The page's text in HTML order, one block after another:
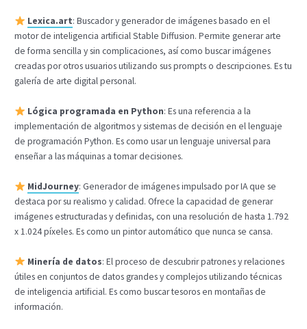
Lexica.art: Buscador y generador de imágenes basado en el
motor de inteligencia artificial Stable Diffusion. Permite generar arte
de forma sencilla y sin complicaciones, así como buscar imágenes
creadas por otros usuarios utilizando sus prompts o descripciones. Es tu
galería de arte digital personal.
Lógica programada en Python: Es una referencia a la
implementación de algoritmos y sistemas de decisión en el lenguaje
de programación Python. Es como usar un lenguaje universal para
enseñar a las máquinas a tomar decisiones.
MidJourney: Generador de imágenes impulsado por IA que se
destaca por su realismo y calidad. Ofrece la capacidad de generar
imágenes estructuradas y definidas, con una resolución de hasta 1.792
x 1.024 píxeles. Es como un pintor automático que nunca se cansa.
Minería de datos: El proceso de descubrir patrones y relaciones
útiles en conjuntos de datos grandes y complejos utilizando técnicas
de inteligencia artificial. Es como buscar tesoros en montañas de
información.